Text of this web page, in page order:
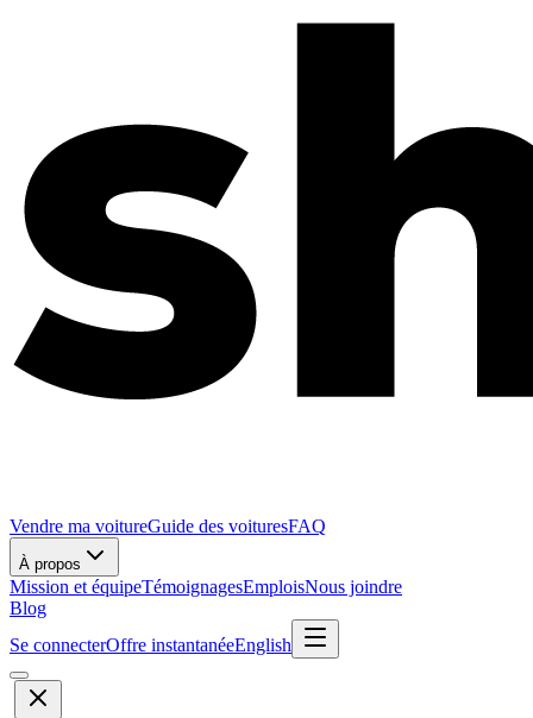
Vendre ma voitureGuide des voituresFAQ
À propos
Mission et équipeTémoignagesEmploisNous joindre
Blog
Se connecterOffre instantanéeEnglish